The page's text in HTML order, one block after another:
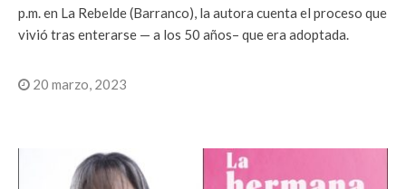
p.m. en La Rebelde (Barranco), la autora cuenta el proceso que
vivió tras enterarse — a los 50 años– que era adoptada.
20 marzo, 2023